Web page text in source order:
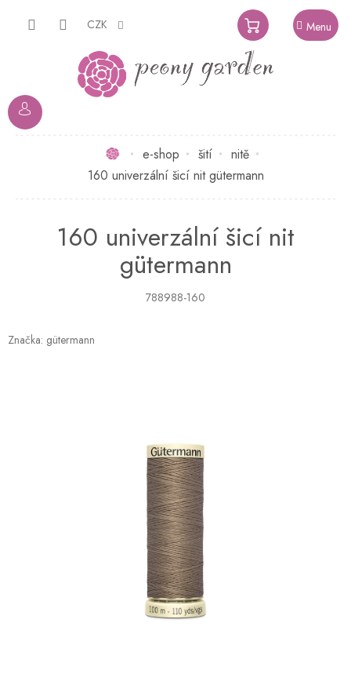
CZK
NÁKUPNÍ
KOŠÍK
Domůe-shop šití
nitě
160 univerzální šicí nit gütermann
160 univerzální šicí nit
gütermann
788988-160
Značka: gütermann